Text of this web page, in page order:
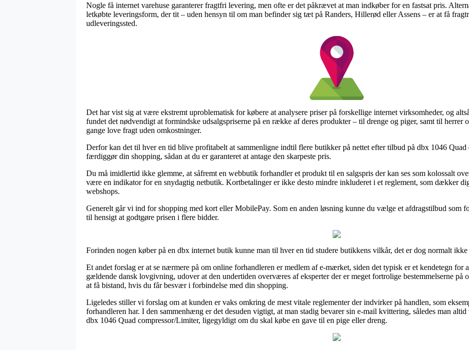
Nogle få internet varehuse garanterer fragtfri levering, men ofte er det påkrævet at man indkøber for en fastsat pris.
letkøbte leveringsform, der tit – uden hensyn til om man befinder sig tæt på Randers, Hillerød eller Assens – er at få
udleveringssted.
Det har vist sig at være ekstremt uproblematisk for købere at analysere priser på forskellige internet virksomheder, og
fundet det nødvendigt at formindske udsalgspriserne på en række af deres produkter – til drenge og piger, samt til herrer
gange love fragt uden omkostninger.
Derfor kan det til hver en tid blive profitabelt at sammenligne indtil flere butikker på nettet efter tilbud på dbx 1046
færdiggør din shopping, sådan at du er garanteret at antage den skarpeste pris.
Du må imidlertid ikke glemme, at såfremt en webbutik forhandler et produkt til en salgspris der kan ses som kolossalt
være en indikator for en snydagtig netbutik. Kortbetalinger er ikke desto mindre inkluderet i et reglement, som dækker
webshops.
Generelt går vi ind for shopping med kort eller MobilePay. Som en anden løsning kunne du vælge et afdragstilbud som
til hensigt at godtgøre prisen i flere bidder.
Forinden nogen køber på en dbx internet butik kunne man til hver en tid studere butikkens vilkår, det er dog normalt
Et andet forslag er at se nærmere på om online forhandleren er medlem af e-mærket, siden det typisk er et kendetegn for
gældende dansk lovgivning, udover at den undertiden overværes af eksperter der er meget fortrolige bestemmelserne på
at få bistand, hvis du får besvær i forbindelse med din shopping.
Ligeledes stiller vi forslag om at kunden er vaks omkring de mest vitale reglementer der indvirker på handlen, som
forhandleren har. I den sammenhæng er det desuden vigtigt, at man stadig bevarer sin e-mail kvittering, således man
dbx 1046 Quad compressor/Limiter, ligegyldigt om du skal købe en gave til en pige eller dreng.